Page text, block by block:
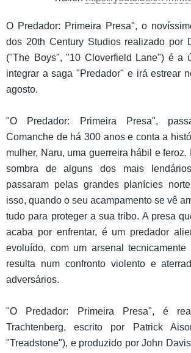
O Predador: Primeira Presa", o
dos 20th Century Studios realizado por
("The Boys", "10 Cloverfield Lane") é a
integrar a saga "Predador" e irá estrear
agosto.
"O Predador: Primeira Presa",
Comanche de há 300 anos e conta a
mulher, Naru, uma guerreira hábil e
sombra de alguns dos mais
passaram pelas grandes planícies
isso, quando o seu acampamento se vê
tudo para proteger a sua tribo. A presa
acaba por enfrentar, é um predador
evoluído, com um arsenal
resulta num confronto violento e
adversários.
"O Predador: Primeira Presa", é
Trachtenberg, escrito por Patrick
"Treadstone"), e produzido por John